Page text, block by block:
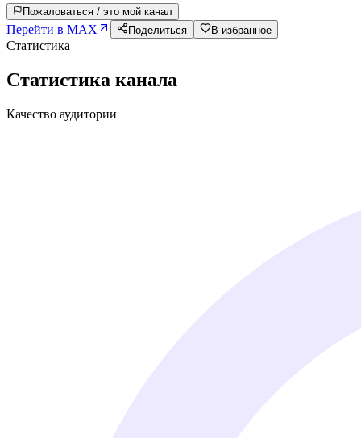
Пожаловаться / это мой канал
Перейти в MAX Поделиться В избранное
Статистика
Статистика канала
Качество аудитории